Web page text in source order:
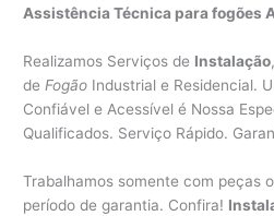
Assistência Técnica para fogões
Realizamos Serviços de Instalação,
de Fogão Industrial e Residencial.
Confiável e Acessível é Nossa
Qualificados. Serviço Rápido.
Trabalhamos somente com peças
período de garantia. Confira!